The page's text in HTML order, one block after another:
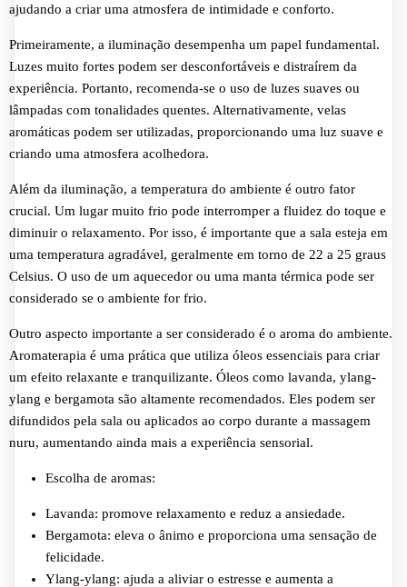
ajudando a criar uma atmosfera de intimidade e conforto.
Primeiramente, a iluminação desempenha um papel fundamental.
Luzes muito fortes podem ser desconfortáveis e distraírem da
experiência. Portanto, recomenda-se o uso de luzes suaves ou
lâmpadas com tonalidades quentes. Alternativamente, velas
aromáticas podem ser utilizadas, proporcionando uma luz suave e
criando uma atmosfera acolhedora.
Além da iluminação, a temperatura do ambiente é outro fator
crucial. Um lugar muito frio pode interromper a fluidez do toque e
diminuir o relaxamento. Por isso, é importante que a sala esteja em
uma temperatura agradável, geralmente em torno de 22 a 25 graus
Celsius. O uso de um aquecedor ou uma manta térmica pode ser
considerado se o ambiente for frio.
Outro aspecto importante a ser considerado é o aroma do ambiente.
Aromaterapia é uma prática que utiliza óleos essenciais para criar
um efeito relaxante e tranquilizante. Óleos como lavanda, ylang-
ylang e bergamota são altamente recomendados. Eles podem ser
difundidos pela sala ou aplicados ao corpo durante a massagem
nuru, aumentando ainda mais a experiência sensorial.
Escolha de aromas:
Lavanda: promove relaxamento e reduz a ansiedade.
Bergamota: eleva o ânimo e proporciona uma sensação de
felicidade.
Ylang-ylang: ajuda a aliviar o estresse e aumenta a